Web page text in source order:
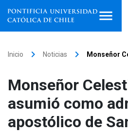
Facultades, escuelas e
institutos
Investigación
Inicio keyboard_arrow_right Noticias keyboard_arrow_right Monseñor
Monseñor
asumió como
apostólico de